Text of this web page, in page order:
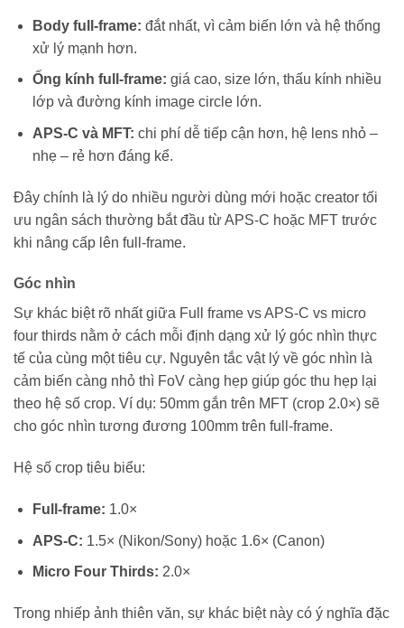
Body full-frame: đắt nhất, vì cảm biến lớn và hệ thống
xử lý mạnh hơn.
Ống kính full-frame: giá cao, size lớn, thấu kính nhiều
lớp và đường kính image circle lớn.
APS-C và MFT: chi phí dễ tiếp cận hơn, hệ lens nhỏ –
nhẹ – rẻ hơn đáng kể.
Đây chính là lý do nhiều người dùng mới hoặc creator tối
ưu ngân sách thường bắt đầu từ APS-C hoặc MFT trước
khi nâng cấp lên full-frame.
Góc nhìn
Sự khác biệt rõ nhất giữa Full frame vs APS-C vs micro
four thirds nằm ở cách mỗi định dạng xử lý góc nhìn thực
tế của cùng một tiêu cự. Nguyên tắc vật lý về góc nhìn là
cảm biến càng nhỏ thì FoV càng hẹp giúp góc thu hẹp lại
theo hệ số crop. Ví dụ: 50mm gắn trên MFT (crop 2.0×) sẽ
cho góc nhìn tương đương 100mm trên full-frame.
Hệ số crop tiêu biểu:
Full-frame: 1.0×
APS-C: 1.5× (Nikon/Sony) hoặc 1.6× (Canon)
Micro Four Thirds: 2.0×
Trong nhiếp ảnh thiên văn, sự khác biệt này có ý nghĩa đặc